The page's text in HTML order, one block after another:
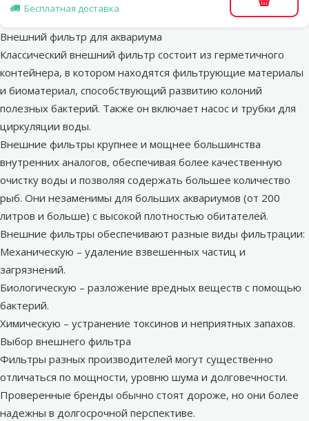
Бесплатная доставка
В
Внешний фильтр для аквариума
Классический внешний фильтр состоит из герметичного
контейнера, в котором находятся фильтрующие материалы
и биоматериал, способствующий развитию колоний
полезных бактерий. Также он включает насос и трубки для
циркуляции воды.
Внешние фильтры крупнее и мощнее большинства
внутренних аналогов, обеспечивая более качественную
очистку воды и позволяя содержать большее количество
рыб. Они незаменимы для больших аквариумов (от 200
литров и больше) с высокой плотностью обитателей.
Внешние фильтры обеспечивают разные виды фильтрации:
Механическую – удаление взвешенных частиц и
загрязнений.
Биологическую – разложение вредных веществ с помощью
бактерий.
Химическую – устранение токсинов и неприятных запахов.
Выбор внешнего фильтра
Фильтры разных производителей могут существенно
отличаться по мощности, уровню шума и долговечности.
Проверенные бренды обычно стоят дороже, но они более
надежны в долгосрочной перспективе.